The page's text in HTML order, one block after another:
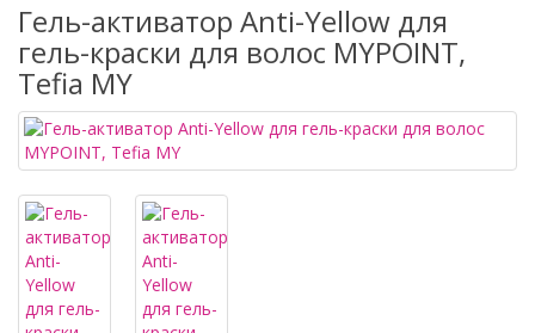
Гель-активатор Anti-Yellow для
гель-краски для волос MYPOINT,
Tefia MY